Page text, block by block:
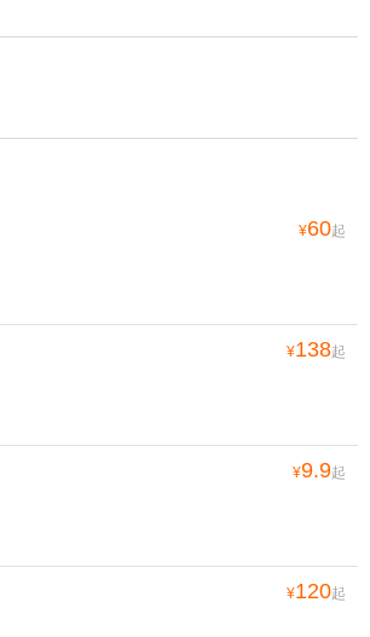
¥60起
¥138起
¥9.9起
¥120起